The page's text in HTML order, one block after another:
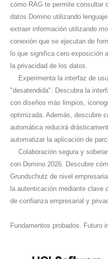
cómo RAG te permite consultar
datos Domino utilizando
extraer información utilizando
conexión que se ejecutan de
lo que significa cero exposición
la privacidad de los datos.
Experimenta la interfaz de
"desatendida": Descubra la
con diseños más limpios,
optimizada. Además, descubre
automática reducirá
automatizar la aplicación de
Colaboración segura y
con Domino 2026. Descubre
Grundschutz de nivel
la autenticación mediante clave
de confianza empresarial y
Fundamentos probados. Futuro